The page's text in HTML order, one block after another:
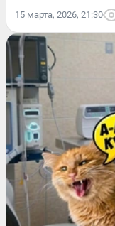
15 марта, 2026, 21:30